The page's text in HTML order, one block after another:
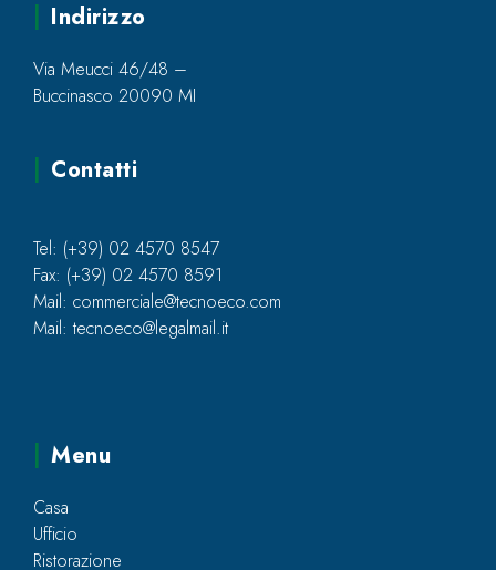
Indirizzo
Via Meucci 46/48 –
Buccinasco 20090 MI
Contatti
Tel: (+39) 02 4570 8547
Fax: (+39) 02 4570 8591
Mail: commerciale@tecnoeco.com
Mail: tecnoeco@legalmail.it
Menu
Casa
Ufficio
Ristorazione